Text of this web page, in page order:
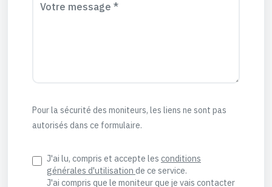
Votre message *
Pour la sécurité des moniteurs, les liens ne sont pas
autorisés dans ce formulaire.
J'ai lu, compris et accepte les conditions
générales d'utilisation de ce service.
J'ai compris que le moniteur que je vais contacter